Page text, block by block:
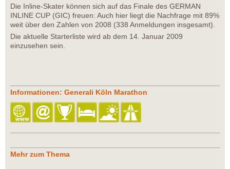
Die Inline-Skater können sich auf das Finale des GERMAN
INLINE CUP (GIC) freuen: Auch hier liegt die Nachfrage mit 89%
weit über den Zahlen von 2008 (338 Anmeldungen insgesamt).
Die aktuelle Starterliste wird ab dem 14. Januar 2009
einzusehen sein.
Informationen: Generali Köln Marathon
Mehr zum Thema